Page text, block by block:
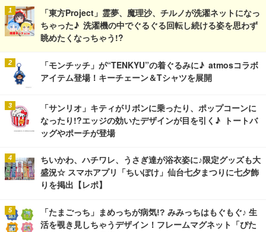
「東方Project」霊夢、魔理沙、チルノが洗濯ネットになっ
ちゃった♪ 洗濯機の中でぐるぐる回転し続ける姿を思わず
眺めたくなっちゃう!?
「モンチッチ」が“TENKYU”の着ぐるみに♪ atmosコラボ
アイテム登場！キーチェーン＆Tシャツを展開
「サンリオ」キティがリボンに乗ったり、ポップコーンに
なったり!?エッジの効いたデザインが目を引く♪ トートバ
ッグやポーチが登場
ちいかわ、ハチワレ、うさぎ達が浴衣姿に♪限定グッズも大
盛況☆ スマホアプリ「ちいぽけ」仙台七夕まつりに七夕飾
りを掲出【レポ】
「たまごっち」まめっちが病気!? みみっちはもぐもぐ♪ 生
活を覗き見しちゃうデザイン！フレームマグネット「ぴた